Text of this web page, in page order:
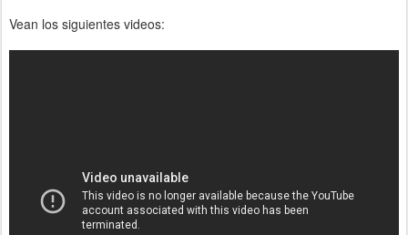
Vean los siguientes videos: